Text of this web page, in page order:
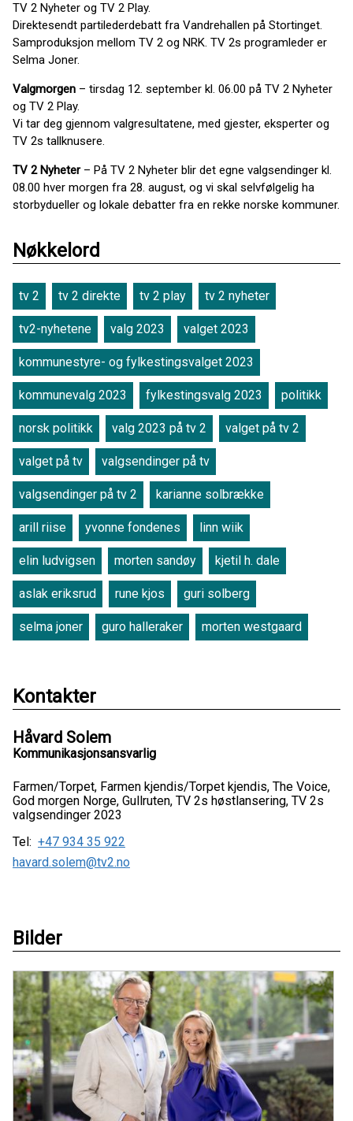
TV 2 Nyheter og TV 2 Play.
Direktesendt partilederdebatt fra Vandrehallen på Stortinget.
Samproduksjon mellom TV 2 og NRK. TV 2s programleder er
Selma Joner.
Valgmorgen – tirsdag 12. september kl. 06.00 på TV 2 Nyheter
og TV 2 Play.
Vi tar deg gjennom valgresultatene, med gjester, eksperter og
TV 2s tallknusere.
TV 2 Nyheter– På TV 2 Nyheter blir det egne valgsendinger kl.
08.00 hver morgen fra 28. august, og vi skal selvfølgelig ha
storbydueller og lokale debatter fra en rekke norske kommuner.
Nøkkelord
tv 2 tv 2 direkte tv 2 play tv 2 nyheter
tv2-nyhetene valg 2023 valget 2023
kommunestyre- og fylkestingsvalget 2023
kommunevalg 2023 fylkestingsvalg 2023 politikk
norsk politikk valg 2023 på tv 2 valget på tv 2
valget på tv valgsendinger på tv
valgsendinger på tv 2 karianne solbrække
arill riise yvonne fondenes linn wiik
elin ludvigsen morten sandøy kjetil h. dale
aslak eriksrud rune kjos guri solberg
selma joner guro halleraker morten westgaard
Kontakter
Håvard Solem
Kommunikasjonsansvarlig
Farmen/Torpet, Farmen kjendis/Torpet kjendis, The Voice,
God morgen Norge, Gullruten, TV 2s høstlansering, TV 2s
valgsendinger 2023
Tel: +47 934 35 922
havard.solem@tv2.no
Bilder